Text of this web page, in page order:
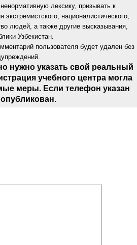
лексику, призывать к
националистического,
людей, а также другие высказывания,
Узбекистан.
пользователя будет удален без
нужно указать свой реальный
учебного центра могла
меры. Если телефон указан